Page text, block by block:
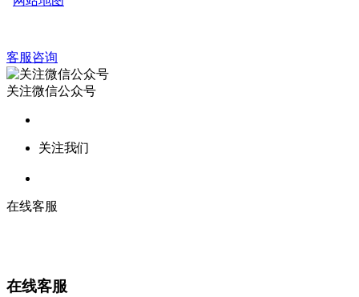
客服咨询
关注微信公众号
关注我们
在线客服
在线客服